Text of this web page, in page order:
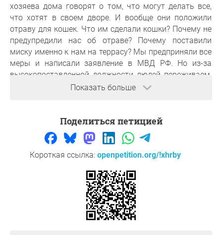
Показать больше
хозяева дома говорят о том, что могут делать все,
что хотят в своем дворе. И вообще они положили
отраву для кошек. Что им сделали кошки? Почему не
предупредили нас об отраве? Почему поставили
миску именно к нам на террасу? Мы предприняли все
меры и написали заявление в МВД РФ. Но из-за
высокопоставленной должности людей переживаем,
что делом заниматься не будут. Пожалуйста
основания
ст. 245 п. жестокое обращение с животными
Большое спасибо за вашу поддержку,
Вопрос к инициатору
Поделиться петицией
Короткая ссылка: openpetition.org/!xhrby